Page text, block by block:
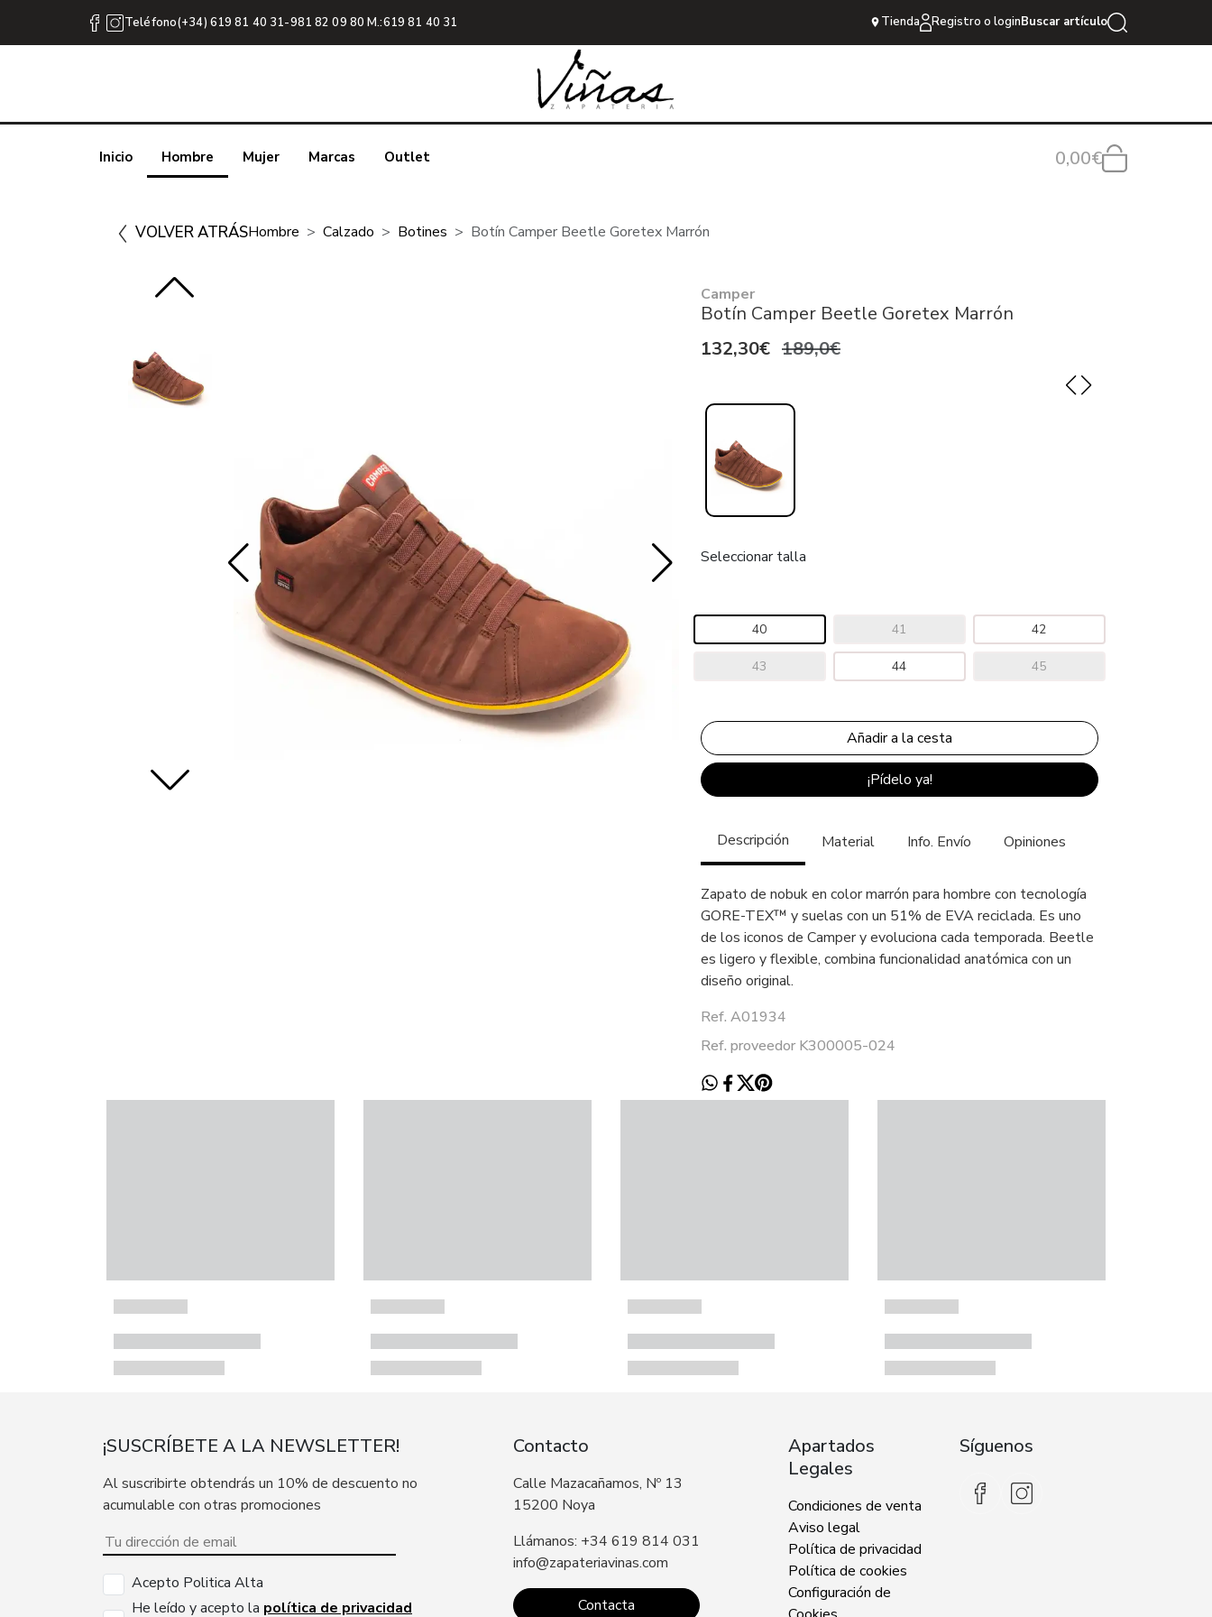
Teléfono(+34) 619 81 40 31-981 82 09 80 M.:619 81 40 31 Tienda Registro o loginBuscar artículo
Inicio Hombre Mujer Marcas Outlet 0,00€
VOLVER ATRÁSHombre Calzado Botines Botín Camper Beetle Goretex Marrón
Camper
Botín Camper Beetle Goretex Marrón
132,30€ 189,0€
Seleccionar talla
40 41 42
43 44 45
¡Pídelo ya!
Descripción Material Info. Envío Opiniones
Zapato de nobuk en color marrón para hombre con tecnología
GORE-TEX™ y suelas con un 51% de EVA reciclada. Es uno
de los iconos de Camper y evoluciona cada temporada. Beetle
es ligero y flexible, combina funcionalidad anatómica con un
diseño original.
Ref. A01934
Ref. proveedor K300005-024
¡SUSCRÍBETE A LA NEWSLETTER!
Al suscribirte obtendrás un 10% de descuento no
acumulable con otras promociones
Acepto Politica Alta
He leído y acepto la política de privacidad
Contacto
Calle Mazacañamos, Nº 13
15200 Noya
Llámanos: +34 619 814 031
info@zapateriavinas.com
Contacta
Apartados
Legales
Condiciones de venta
Aviso legal
Política de privacidad
Política de cookies
Configuración de
Síguenos